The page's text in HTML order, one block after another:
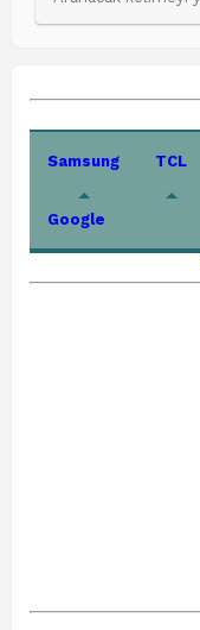
Samsung TCL
Google